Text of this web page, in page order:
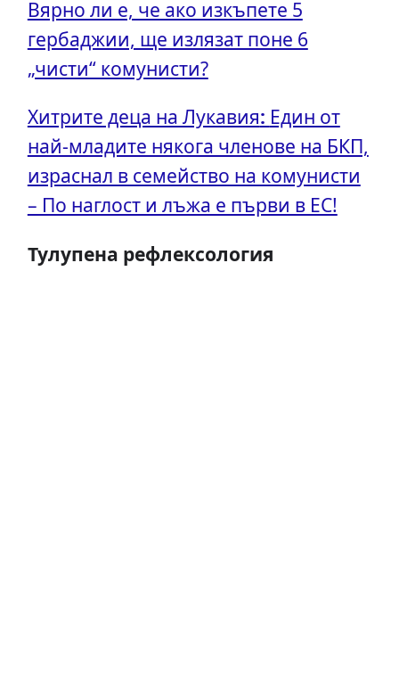
Вярно ли е, че ако изкъпете 5
гербаджии, ще излязат поне 6
„чисти“ комунисти?
Хитрите деца на Лукавия: Един от
най-младите някога членове на БКП,
израснал в семейство на комунисти
– По наглост и лъжа е първи в ЕС!
Тулупена рефлексология